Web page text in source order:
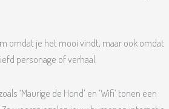
omdat je het mooi vindt, maar ook omdat
personage of verhaal.
‘Maurige de Hond’ en ‘Wifi’ tonen een